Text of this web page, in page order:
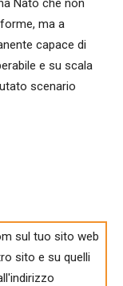
ma a
capace di
e su scala
scenario
sul tuo sito web
sito e su quelli